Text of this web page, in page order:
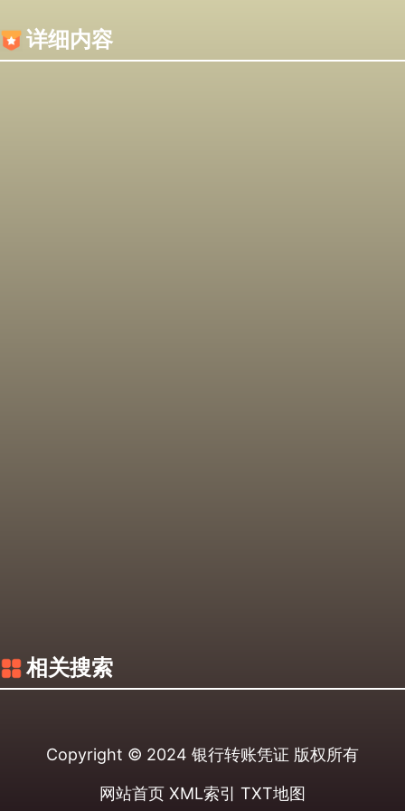
详细内容
相关搜索
Copyright © 2024 银行转账凭证 版权所有
网站首页 XML索引 TXT地图